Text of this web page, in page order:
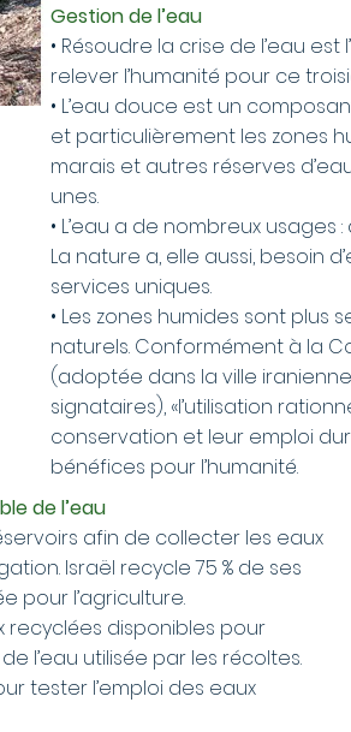
Gestion de l’eau
• Résoudre la crise de l’eau
relever l’humanité pour ce
• L’eau douce est un
et particulièrement les zones
marais et autres réserves
unes.
• L’eau a de nombreux
La nature a, elle aussi, besoin
services uniques.
• Les zones humides sont plus
naturels. Conformément à la
(adoptée dans la ville iranienne
signataires), «l’utilisation
conservation et leur emploi
bénéfices pour l’humanité.
de l’eau
afin de collecter les eaux
Israël recycle 75 % de ses
pour l’agriculture.
recyclées disponibles pour
l’eau utilisée par les récoltes.
tester l’emploi des eaux